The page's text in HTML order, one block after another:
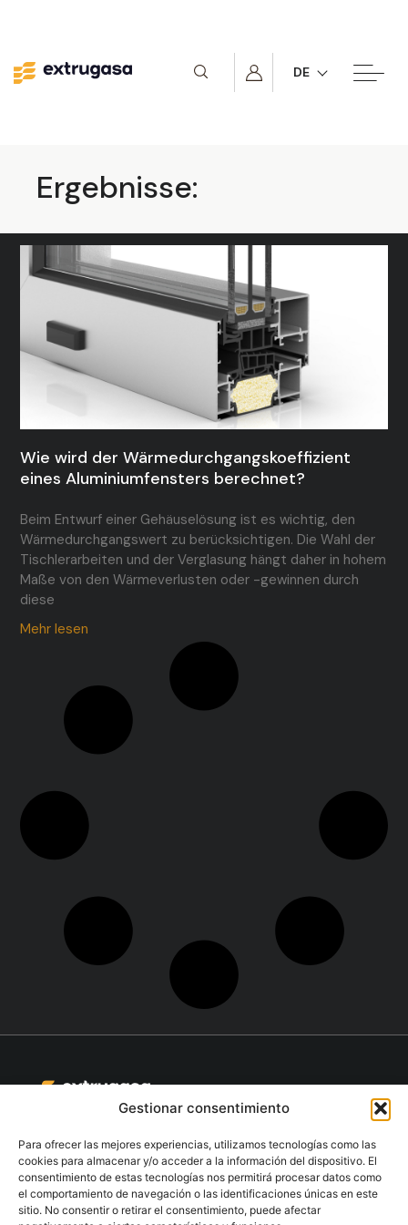
Gestionar consentimiento
Para ofrecer las mejores experiencias, utilizamos tecnologías como las
cookies para almacenar y/o acceder a la información del dispositivo. El
consentimiento de estas tecnologías nos permitirá procesar datos como
el comportamiento de navegación o las identificaciones únicas en este
sitio. No consentir o retirar el consentimiento, puede afectar
DE
Ergebnisse:
Wie wird der Wärmedurchgangskoeffizient
eines Aluminiumfensters berechnet?
Beim Entwurf einer Gehäuselösung ist es wichtig, den
Wärmedurchgangswert zu berücksichtigen. Die Wahl der
Tischlerarbeiten und der Verglasung hängt daher in hohem
Maße von den Wärmeverlusten oder -gewinnen durch
diese
Mehr lesen
Aluminiumstrangpressen für architektur und Industrie.
Kontakt
+34 986 564 009